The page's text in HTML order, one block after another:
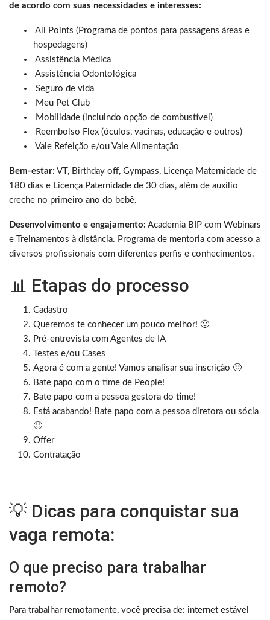
de acordo com suas necessidades e interesses:
All Points (Programa de pontos para passagens áreas e
hospedagens)
Assistência Médica
Assistência Odontológica
Seguro de vida
Meu Pet Club
Mobilidade (incluindo opção de combustível)
Reembolso Flex (óculos, vacinas, educação e outros)
Vale Refeição e/ou Vale Alimentação
Bem-estar: VT, Birthday off, Gympass, Licença Maternidade de
180 dias e Licença Paternidade de 30 dias, além de auxílio
creche no primeiro ano do bebê.
Desenvolvimento e engajamento: Academia BIP com Webinars
e Treinamentos à distância. Programa de mentoria com acesso a
diversos profissionais com diferentes perfis e conhecimentos.
📊 Etapas do processo
Cadastro
Queremos te conhecer um pouco melhor! 🙂
Pré-entrevista com Agentes de IA
Testes e/ou Cases
Agora é com a gente! Vamos analisar sua inscrição 🙂
Bate papo com o time de People!
Bate papo com a pessoa gestora do time!
Está acabando! Bate papo com a pessoa diretora ou sócia
🙂
Offer
Contratação
💡 Dicas para conquistar sua
vaga remota:
O que preciso para trabalhar
remoto?
Para trabalhar remotamente, você precisa de: internet estável